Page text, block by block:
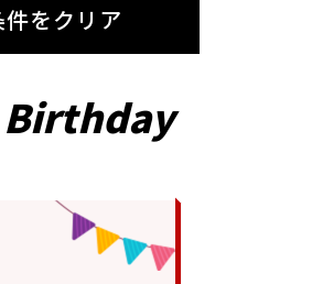
をクリア
Birthday